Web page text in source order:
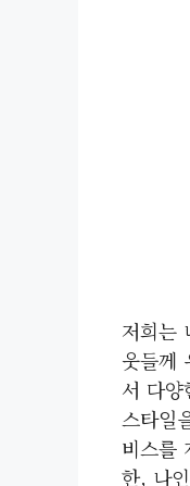
저희는
웃들께
서 다
스타일
비스를
한, 나